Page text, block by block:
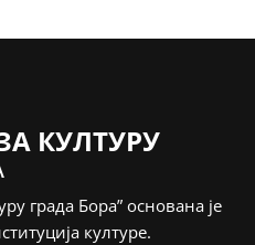
КУЛТУРУ
града Бора” основана је
културе.